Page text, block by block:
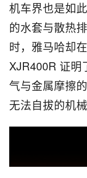
机车界也是如
的水套与散热
时，雅马哈却
XJR400R 证明
气与金属摩擦
无法自拔的机械